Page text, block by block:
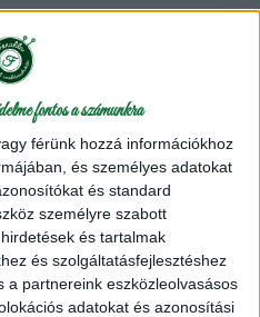
fontos a számunkra
férünk hozzá információkhoz
és személyes adatokat
és standard
személyre szabott
és tartalmak
és szolgáltatásfejlesztéshez
a partnereink eszközleolvasásos
adatokat és azonosítási
- Könyv
- horgoljuk meg saját